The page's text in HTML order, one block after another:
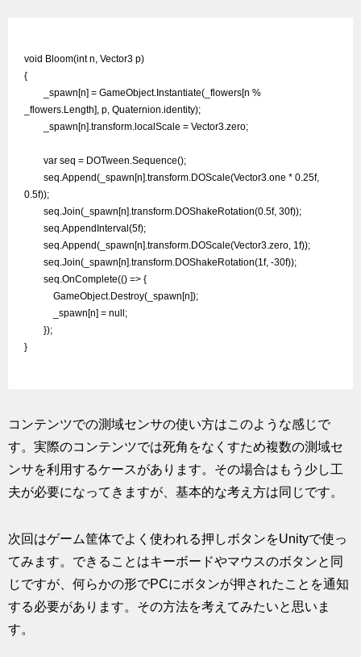
void Bloom(int n, Vector3 p)
{
_flowers.Length], p, Quaternion.identity);
0.5f));
}
コンテンツでの測域センサの使い方はこのような感じで
す。実際のコンテンツでは死角をなくすため複数の測域セ
ンサを利用するケースがあります。その場合はもう少し工
夫が必要になってきますが、基本的な考え方は同じです。
次回はゲーム筐体でよく使われる押しボタンをUnityで使っ
てみます。できることはキーボードやマウスのボタンと同
じですが、何らかの形でPCにボタンが押されたことを通知
する必要があります。その方法を考えてみたいと思いま
す。